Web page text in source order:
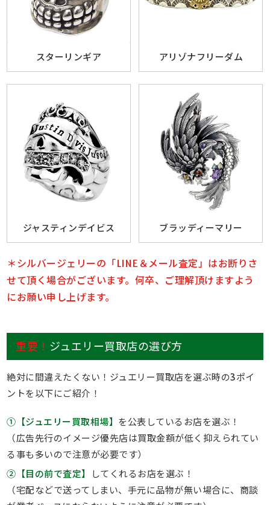
スターリンギア アリゾナフリーダム
ジャスティンデイビス ブラッディーマリー
＊シルバージェリーの「LINE＆メール査定」はお断りさ
せて頂く場合がございます。何卒、ご理解頂けますよう
にお願い申し上げます。
重要！ ジュエリー買取店の選び方
絶対に間違えたくない！ジュエリー買取店を選ぶ時の3ポイ
ントを以下にご紹介！
①【ジュエリー買取相場】 を公表しているお店を選ぶ！
（広告先行のイメージ優先店は買取金額が低く抑えられてい
る事も多いので注意が必要です）
②【目の前で査定】
してくれるお店を選ぶ！
（宅配などで送ってしまい、手元に品物が無い場合に、商談